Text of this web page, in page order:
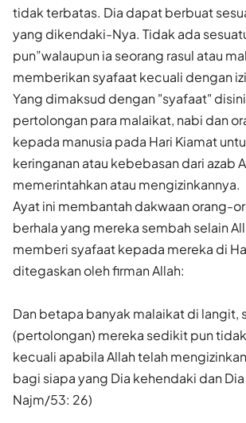
tidak terbatas. Dia dapat berbuat
yang dikendaki-Nya. Tidak ada
pun”walaupun ia seorang rasul atau
memberikan syafaat kecuali dengan
Yang dimaksud dengan "syafaat"
pertolongan para malaikat, nabi dan
kepada manusia pada Hari Kiamat
keringanan atau kebebasan dari azab
memerintahkan atau mengizinkannya.
Ayat ini membantah dakwaan orang-
berhala yang mereka sembah selain
memberi syafaat kepada mereka di
ditegaskan oleh firman Allah:
Dan betapa banyak malaikat di langit,
(pertolongan) mereka sedikit pun
kecuali apabila Allah telah
bagi siapa yang Dia kehendaki dan
Najm/53: 26)